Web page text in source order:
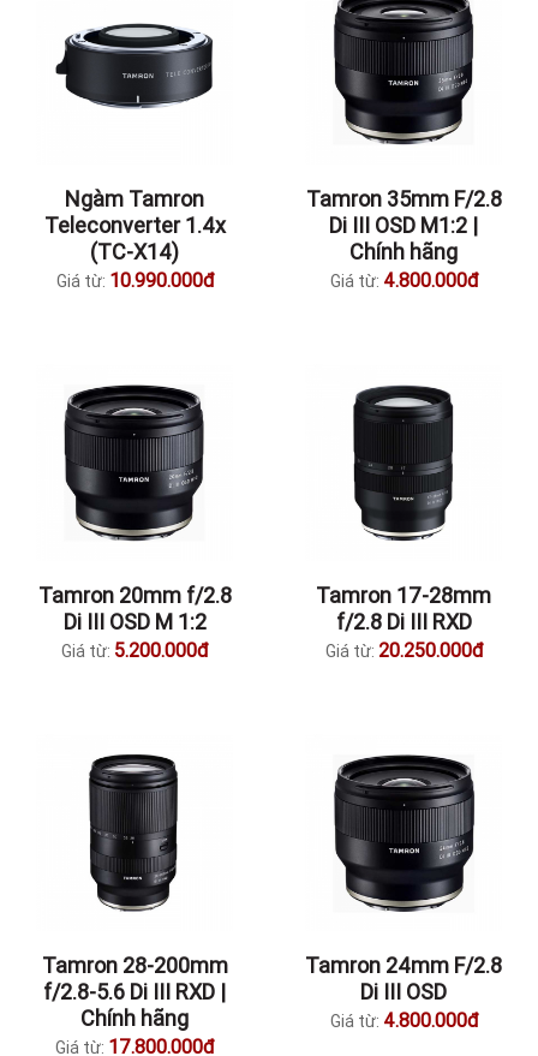
Ngàm Tamron
Teleconverter 1.4x
(TC-X14)
Giá từ: 10.990.000đ
Tamron 35mm F/2.8
Di III OSD M1:2 |
Chính hãng
Giá từ: 4.800.000đ
Tamron 20mm f/2.8
Di III OSD M 1:2
Giá từ: 5.200.000đ
Tamron 17-28mm
f/2.8 Di III RXD
Giá từ: 20.250.000đ
Tamron 28-200mm
f/2.8-5.6 Di III RXD |
Chính hãng
Giá từ: 17.800.000đ
Tamron 24mm F/2.8
Di III OSD
Giá từ: 4.800.000đ